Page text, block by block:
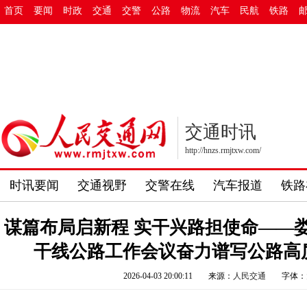
首页 要闻 时政 交通 交警 公路 物流 汽车 民航 铁路
交通时讯
http://hnzs.rmjtxw.com/
时讯要闻 交通视野 交警在线 汽车报道 铁
谋篇布局启新程 实干兴路担使命——
干线公路工作会议奋力谱写公路
2026-04-03 20:00:11 来源： 人民交通 字体：